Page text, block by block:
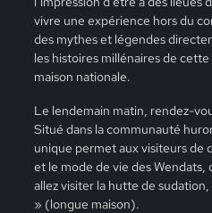
vivre une expérience hors du
des mythes et légendes
les histoires millénaires de
maison nationale.
Le lendemain matin, rendez-
Situé dans la communauté
unique permet aux visiteurs de
et le mode de vie des Wendats,
allez visiter la hutte de
» (longue maison).